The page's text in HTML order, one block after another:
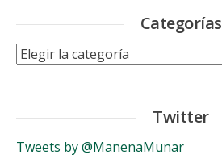
Categorías
Categorías
Twitter
Tweets by @ManenaMunar